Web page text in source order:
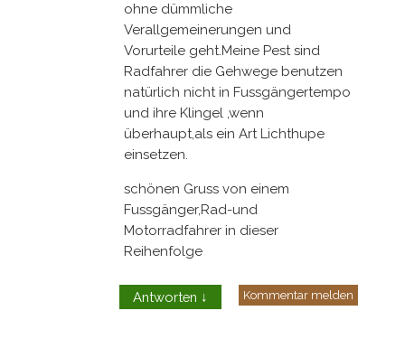
ohne dümmliche
Verallgemeinerungen und
Vorurteile geht.Meine Pest sind
Radfahrer die Gehwege benutzen
natürlich nicht in Fussgängertempo
und ihre Klingel ,wenn
überhaupt,als ein Art Lichthupe
einsetzen.
schönen Gruss von einem
Fussgänger,Rad-und
Motorradfahrer in dieser
Reihenfolge
Antworten ↓ Kommentar melden